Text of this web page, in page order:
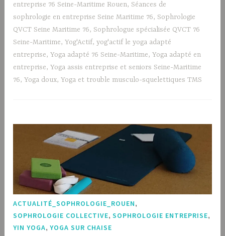
entreprise 76 Seine-Maritime Rouen, Séances de
sophrologie en entreprise Seine Maritime 76, Sophrologie
QVCT Seine Maritime 76, Sophrologue spécialisée QVCT 76
Seine-Maritime,Yog'Actif,yog'actif le yoga adapté
entreprise,Yoga adapté 76 Seine-Maritime,Yoga adapté en
entreprise,Yoga assis entreprise et seniors Seine-Maritime
76,Yoga doux,Yoga et trouble musculo-squelettiques TMS
ACTUALITÉ_SOPHROLOGIE_ROUEN,
SOPHROLOGIE COLLECTIVE,SOPHROLOGIE ENTREPRISE,
YIN YOGA,YOGA SUR CHAISE